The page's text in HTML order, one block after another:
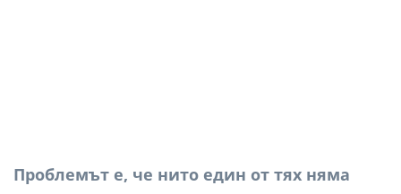
Проблемът е, че нито един от тях няма